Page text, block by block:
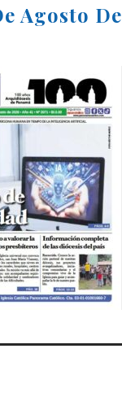
Agosto De